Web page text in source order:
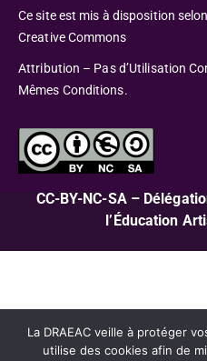
Ce site est mis à disposition
Creative Commons
Attribution – Pas d’Utilisation
Mêmes Conditions.
CC-BY-NC-SA –
l’Éducation
La DRAEAC veille à protéger
utilise des cookies afin de